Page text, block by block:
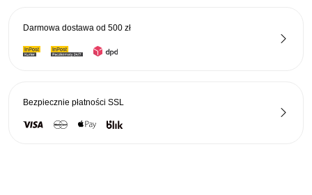
Darmowa dostawa od 500 zł
Bezpiecznie płatności SSL